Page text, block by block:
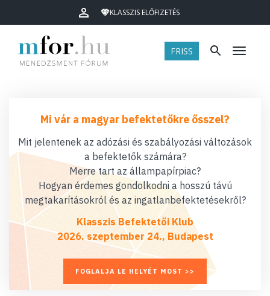
KLASSZIS ELŐFIZETÉS
FRISS Menü
Mi vár a magyar befektetőkre ősszel?
Mit jelentenek az adózási és szabályozási változások
a befektetők számára?
Merre tart az állampapírpiac?
Hogyan érdemes gondolkodni a hosszú távú
megtakarításokról és az ingatlanbefektetésekről?
Klasszis Befektetői Klub
2026. szeptember 24., Budapest
FOGLALJA LE HELYÉT MOST >>